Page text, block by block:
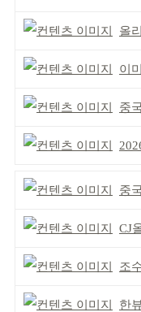
올
이
중국
중국
CJ올
조
한